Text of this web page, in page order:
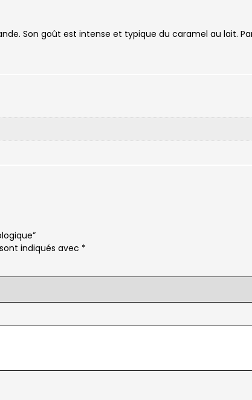
Son goût est intense et typique du caramel au lait.
indiqués avec *